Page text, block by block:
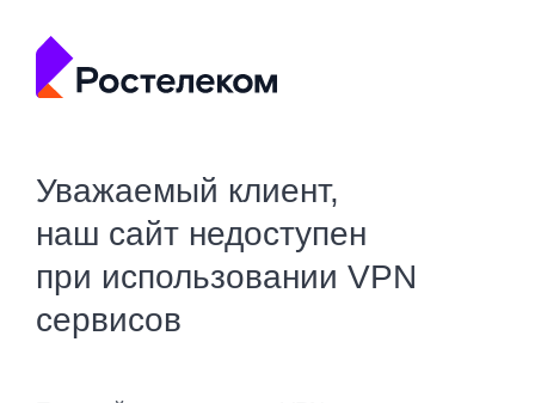
Уважаемый клиент,
наш сайт недоступен
при использовании VPN
сервисов